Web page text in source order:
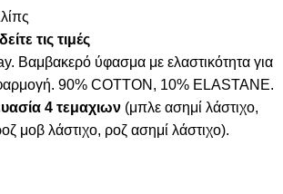
τις τιμές
Βαμβακερό ύφασμα με ελαστικότητα για
90% COTTON, 10% ELASTANΕ.
4 τεμαχιων (μπλε ασημί λάστιχο,
μοβ λάστιχο, ροζ ασημί λάστιχο).